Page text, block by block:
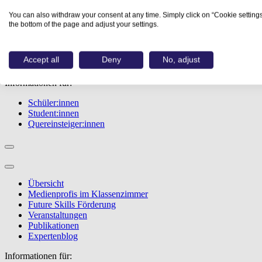
Übersicht
Berufe
Studiengänge
Berufstest
Bewerbungstipps
Informationen für:
Schüler:innen
Student:innen
Quereinsteiger:innen
Übersicht
Medienprofis im Klassenzimmer
Future Skills Förderung
Veranstaltungen
Publikationen
Expertenblog
Informationen für:
You can also withdraw your consent at any time. Simply click on “Cookie
the bottom of the page and adjust your settings.
Accept all Deny No, adjust